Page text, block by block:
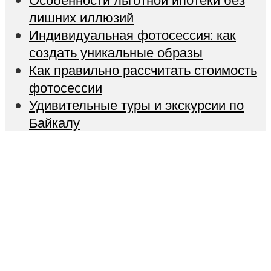
лишних иллюзий
Индивидуальная фотосессия: как
создать уникальные образы
Как правильно рассчитать стоимость
фотосессии
Удивительные туры и экскурсии по
Байкалу